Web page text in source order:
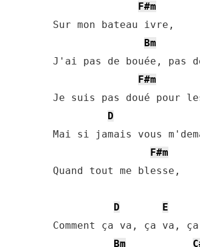
F#m
Sur mon bateau ivre,
Bm
J'ai pas de bouée, pas
F#m
Je suis pas doué pour
D
Mai si jamais vous
F#m
Quand tout me blesse,
D E
Comment ça va, ça va,
Bm